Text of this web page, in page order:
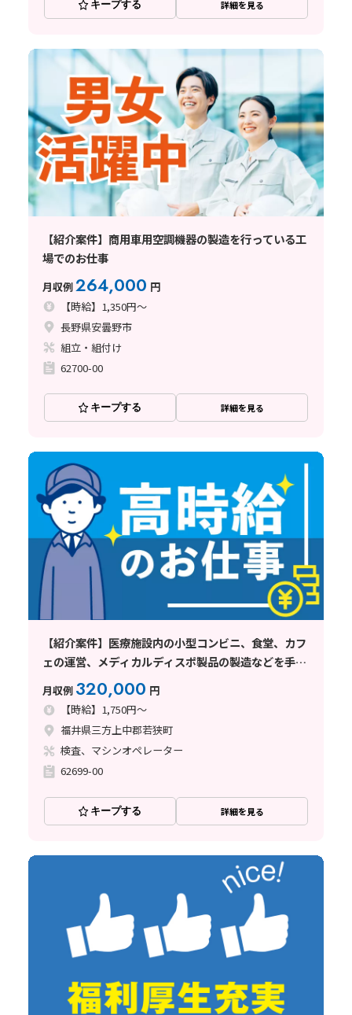
キープする 詳細を見る
【紹介案件】商用車用空調機器の製造を行っている工
場でのお仕事
月収例264,000 円
【時給】1,350円～
長野県安曇野市
組立・組付け
62700-00
キープする 詳細を見る
【紹介案件】医療施設内の小型コンビニ、食堂、カフ
ェの運営、メディカルディスポ製品の製造などを手掛
けている企業
月収例 320,000 円
【時給】1,750円～
福井県三方上中郡若狭町
検査、マシンオペレーター
62699-00
キープする 詳細を見る